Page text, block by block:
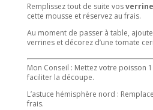
Remplissez tout de suite vos
cette mousse et réservez au frais.
Au moment de passer à table,
verrines et décorez d’une tomate
Mon Conseil : Mettez votre poisson
faciliter la découpe.
L’astuce hémisphère nord :
frais.